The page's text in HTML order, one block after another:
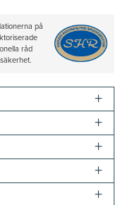
på
råd
+
+
+
+
+